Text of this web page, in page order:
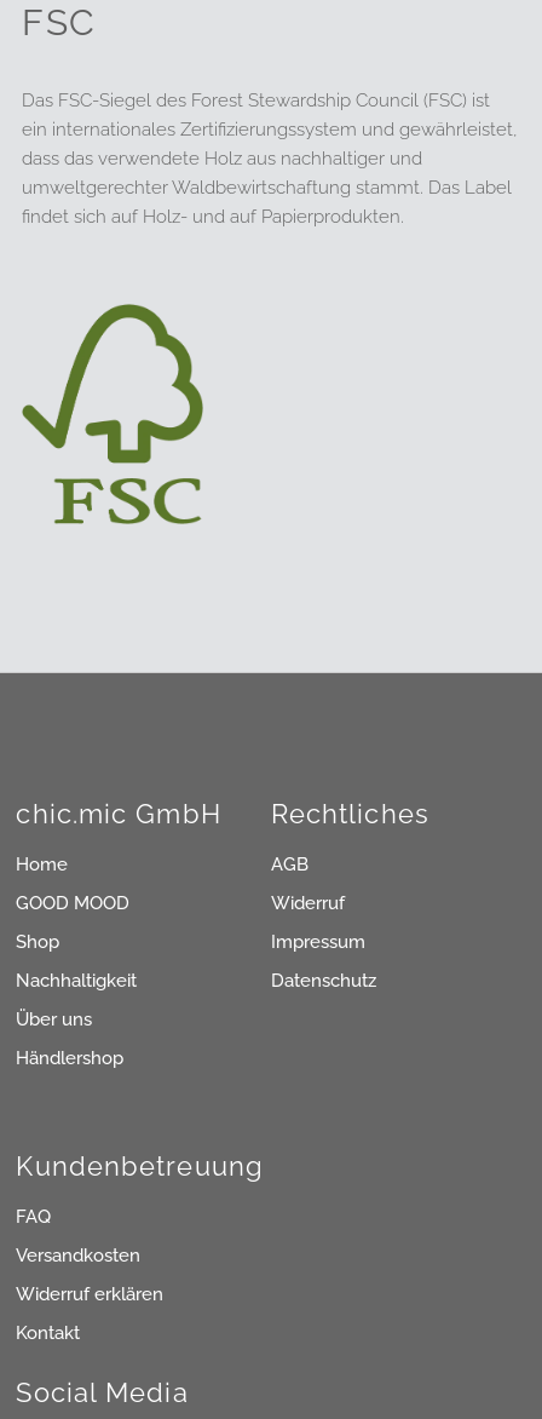
FSC
Das FSC-Siegel des Forest Stewardship Council (FSC) ist
ein internationales Zertifizierungssystem und gewährleistet,
dass das verwendete Holz aus nachhaltiger und
umweltgerechter Waldbewirtschaftung stammt. Das Label
findet sich auf Holz- und auf Papierprodukten.
chic.mic GmbH
Home
GOOD MOOD
Shop
Nachhaltigkeit
Über uns
Händlershop
Rechtliches
AGB
Widerruf
Impressum
Datenschutz
Kundenbetreuung
FAQ
Versandkosten
Widerruf erklären
Kontakt
Social Media